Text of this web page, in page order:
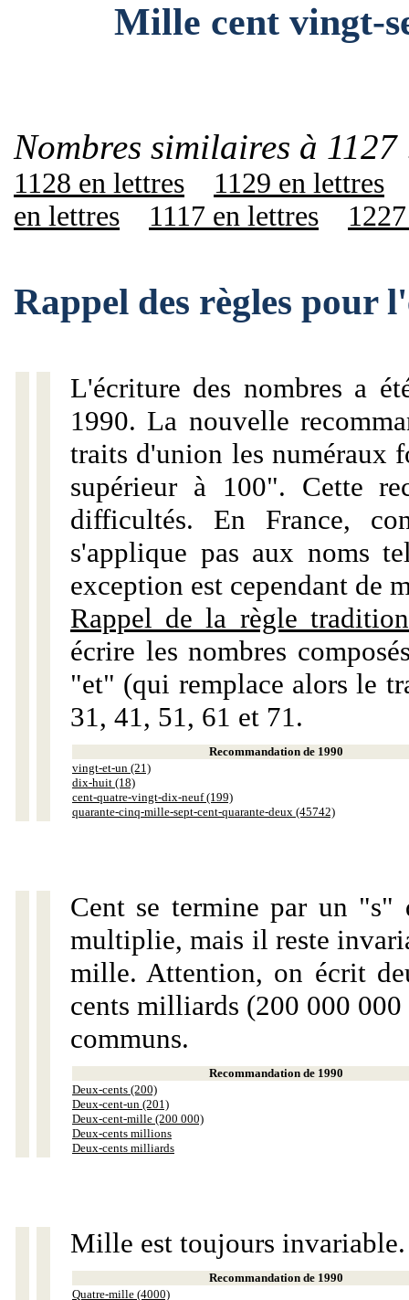
Mille cent vingt-
Nombres similaires à 1127
1128 en lettres
1129 en lettres
en lettres
1117 en lettres
Rappel des règles pour
L'écriture des nombres a
1990. La nouvelle
traits d'union les numéraux
supérieur à 100". Cette
difficultés. En France,
s'applique pas aux noms
exception est cependant de
Rappel de la règle
écrire les nombres
"et" (qui remplace alors le
31, 41, 51, 61 et 71.
Recommandation de 1990
vingt-et-un (21)
dix-huit (18)
cent-quatre-vingt-dix-neuf (199)
quarante-cinq-mille-sept-cent-quarante-deux (45742)
Cent se termine par un "s"
multiplie, mais il reste
mille. Attention, on écrit
cents milliards (200 000
communs.
Recommandation de 1990
Deux-cents (200)
Deux-cent-un (201)
Deux-cent-mille (200 000)
Deux-cents millions
Deux-cents milliards
Mille est toujours invariable.
Recommandation de 1990
Quatre-mille (4000)